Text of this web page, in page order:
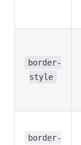
border-
style
border-